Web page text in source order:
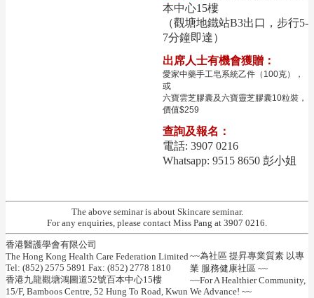
本中心15樓
（觀塘地鐵站B3出口，步行5-
7分鐘即達）
出席人士有機會獲贈：
愛家中藥手工皂系統乙件（100克），
或
六寶雲芝膠囊及六寶靈芝膠囊10粒裝，
價值$259
查詢及報名：
電話: 3907 0216
Whatsapp: 9515 8650 彭小姐
The above seminar is about Skincare seminar.
For any enquiries, please contact Miss Pang at 3907 0216.
香港醫護學會有限公司
The Hong Kong Health Care Federation Limited
Tel: (852) 2575 5891 Fax: (852) 2778 1810
香港九龍觀塘鴻圖道52號百本中心15樓
15/F, Bamboos Centre, 52 Hung To Road, Kwun
~~為社區 提昇專業質素 以專
業 服務健康社區 ~~
~~For A Healthier Community,
We Advance! ~~